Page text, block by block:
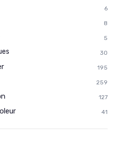
6
8
5
30
195
259
127
41